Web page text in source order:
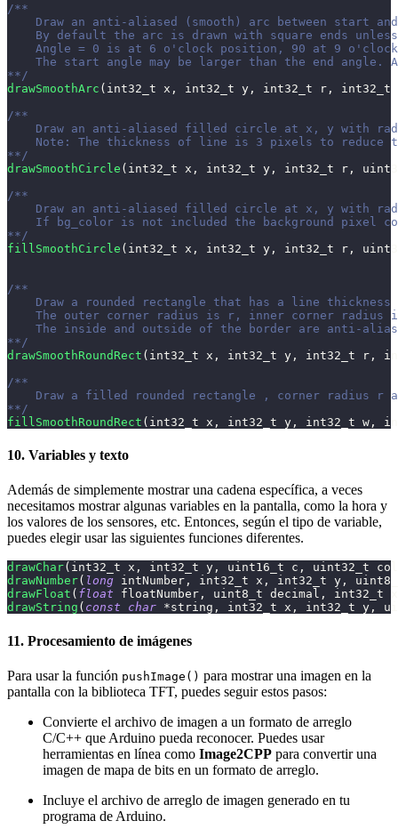
/**
Draw an anti-aliased (smooth) arc between start
By default the arc is drawn with square ends
Angle = 0 is at 6 o'clock position, 90 at 9
The start angle may be larger than the end angle.
**/
drawSmoothArc ( int32_t x , int32_t y , int32_t r , int32_t
/**
Draw an anti-aliased filled circle at x, y with
Note: The thickness of line is 3 pixels to reduce
**/
drawSmoothCircle ( int32_t x , int32_t y , int32_t r ,
/**
Draw an anti-aliased filled circle at x, y with
If bg_color is not included the background pixel
**/
fillSmoothCircle ( int32_t x , int32_t y , int32_t r ,
/**
Draw a rounded rectangle that has a line
The outer corner radius is r, inner corner radius
The inside and outside of the border are anti-
**/
drawSmoothRoundRect ( int32_t x , int32_t y , int32_t r ,
/**
Draw a filled rounded rectangle , corner radius r
**/
fillSmoothRoundRect ( int32_t x , int32_t y , int32_t w ,
10. Variables y texto
Además de simplemente mostrar una cadena específica, a veces
necesitamos mostrar algunas variables en la pantalla, como la hora y
los valores de los sensores, etc. Entonces, según el tipo de variable,
puedes elegir usar las siguientes funciones diferentes.
drawChar( int32_t x , int32_t y , uint16_t c , uint32_t
drawNumber( long intNumber , int32_t x , int32_t y ,
drawFloat ( float floatNumber , uint8_t decimal , int32_t
drawString ( const char *string , int32_t x , int32_t y ,
11. Procesamiento de imágenes
Para usar la función pushImage() para mostrar una imagen en la
pantalla con la biblioteca TFT, puedes seguir estos pasos:
Convierte el archivo de imagen a un formato de arreglo
C/C++ que Arduino pueda reconocer. Puedes usar
herramientas en línea como Image2CPP para convertir una
imagen de mapa de bits en un formato de arreglo.
Incluye el archivo de arreglo de imagen generado en tu
programa de Arduino.